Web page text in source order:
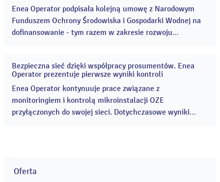
Enea Operator podpisała kolejną umowę z Narodowym
Funduszem Ochrony Środowiska i Gospodarki Wodnej na
dofinansowanie - tym razem w zakresie rozwoju
14
Bezpieczna sieć dzięki współpracy prosumentów. Enea
Operator prezentuje pierwsze wyniki kontroli
Enea Operator kontynuuje prace związane z
monitoringiem i kontrolą mikroinstalacji OZE
przyłączonych do swojej sieci. Dotychczasowe wyniki
Oferta